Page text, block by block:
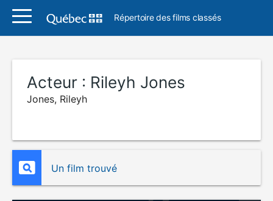
Répertoire des films classés
Acteur : Rileyh Jones
Jones, Rileyh
Un film trouvé